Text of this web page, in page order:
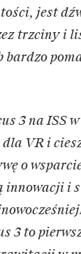
jest
trzciny i
bardzo
3 na ISS
VR i
o
i
3 to